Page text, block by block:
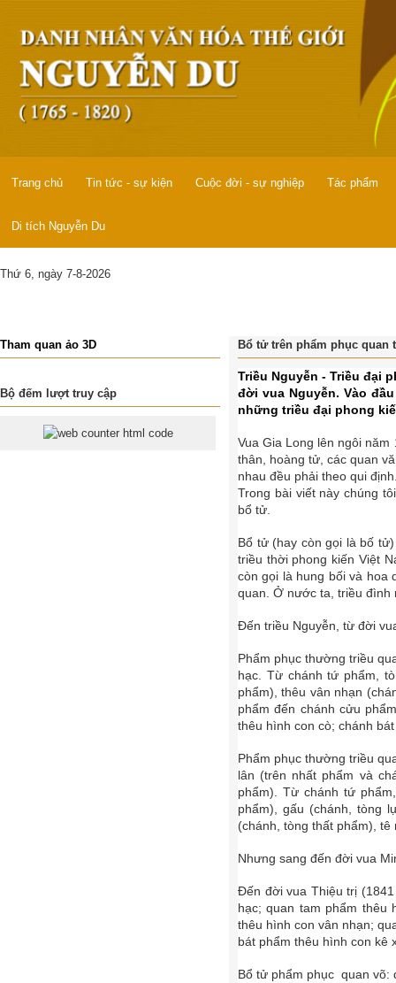
Trang chủ Tin tức - sự kiện Cuộc đời - sự nghiệp Tác phẩm
Di tích Nguyễn Du
Thứ 6, ngày 7-8-2026
Tham quan ảo 3D
Bộ đếm lượt truy cập
Bổ tử trên phẩm phục quan
Triều Nguyễn - Triều đại
đời vua Nguyễn. Vào
những triều đại phong
Vua Gia Long lên ngôi
thân, hoàng tử, các quan
nhau đều phải theo qui
Trong bài viết này chúng
bổ tử.
Bổ tử (hay còn gọi là bố
triều thời phong kiến Việt
còn gọi là hung bối và hoa
quan. Ở nước ta, triều đình
Đến triều Nguyễn, từ đời
Phẩm phục thường triều
hạc. Từ chánh tứ phẩm,
phẩm), thêu vân nhạn
phẩm đến chánh cửu
thêu hình con cò; chánh
Phẩm phục thường triều
lân (trên nhất phẩm và
phẩm). Từ chánh tứ
phẩm), gấu (chánh, tòng
(chánh, tòng thất phẩm),
Nhưng sang đến đời vua
Đến đời vua Thiệu trị
hạc; quan tam phẩm thêu
thêu hình con vân nhạn;
bát phẩm thêu hình con kê
Bổ tử phẩm phục quan võ: